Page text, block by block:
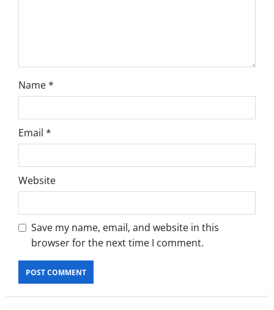
Name*
Email *
Website
Save my name, email, and website in this
browser for the next time I comment.